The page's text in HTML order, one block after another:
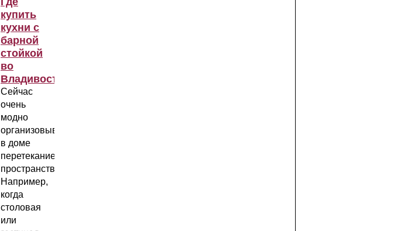
купить
кухни с
барной
стойкой
во
Владивостоке?
Сейчас
очень
модно
организовывать
в доме
перетекание
пространств.
Например,
когда
столовая
или